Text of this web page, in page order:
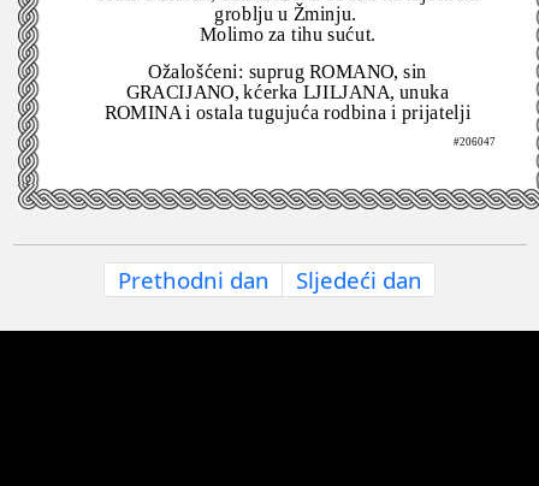
groblju u Žminju.
Molimo za tihu sućut.
Ožalošćeni: suprug ROMANO, sin
GRACIJANO, kćerka LJILJANA, unuka
ROMINA i ostala tugujuća rodbina i prijatelji
#206047
Prethodni dan Sljedeći dan